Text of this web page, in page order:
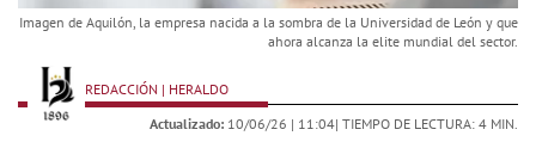
Imagen de Aquilón, la empresa nacida a la sombra de la Universidad de León y que
ahora alcanza la elite mundial del sector.
REDACCIÓN | HERALDO
Actualizado: 10/06/26 | 11:04| TIEMPO DE LECTURA: 4 MIN.